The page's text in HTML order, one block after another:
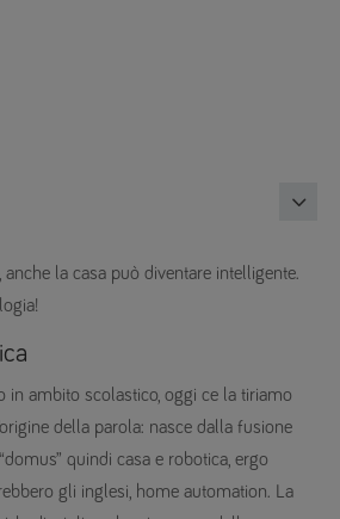
anche la casa può diventare intelligente.
in ambito scolastico, oggi ce la tiriamo
della parola: nasce dalla fusione
quindi casa e robotica, ergo
gli inglesi, home automation. La